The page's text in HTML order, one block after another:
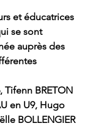
et éducatrices
se sont
auprès des
Tifenn BRETON
en U9, Hugo
BOLLENGIER